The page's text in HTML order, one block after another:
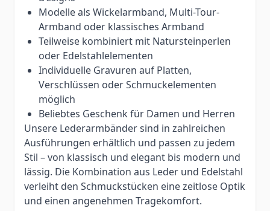
Modelle als Wickelarmband, Multi-Tour-
Armband oder klassisches Armband
Teilweise kombiniert mit Natursteinperlen
oder Edelstahlelementen
Individuelle Gravuren auf Platten,
Verschlüssen oder Schmuckelementen
möglich
Beliebtes Geschenk für Damen und Herren
Unsere Lederarmbänder sind in zahlreichen
Ausführungen erhältlich und passen zu jedem
Stil – von klassisch und elegant bis modern und
lässig. Die Kombination aus Leder und Edelstahl
verleiht den Schmuckstücken eine zeitlose Optik
und einen angenehmen Tragekomfort.